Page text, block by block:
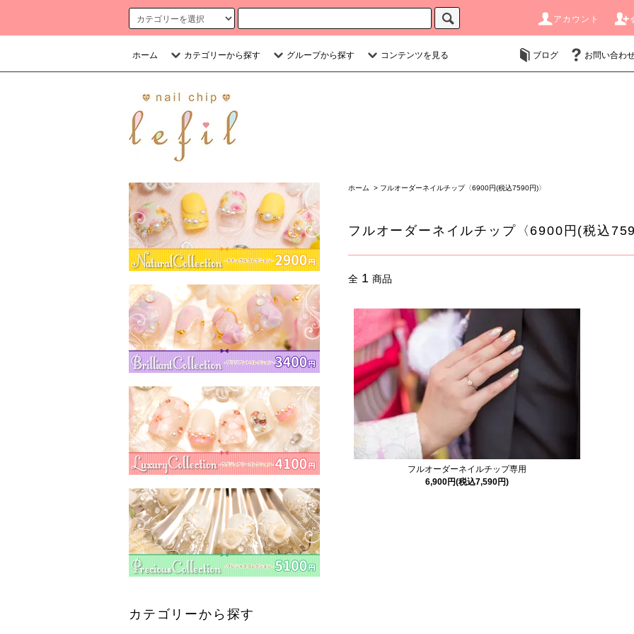
アカウント
ホーム カテゴリーから探す グループから探す コンテンツを見る ブログ お問い合わ
ホーム > フルオーダーネイルチップ〈6900円(税込7590円)〉
フルオーダーネイルチップ〈6900円(税込
全 1 商品
フルオーダーネイルチップ専用
6,900円(税込7,590円)
カテゴリーから探す